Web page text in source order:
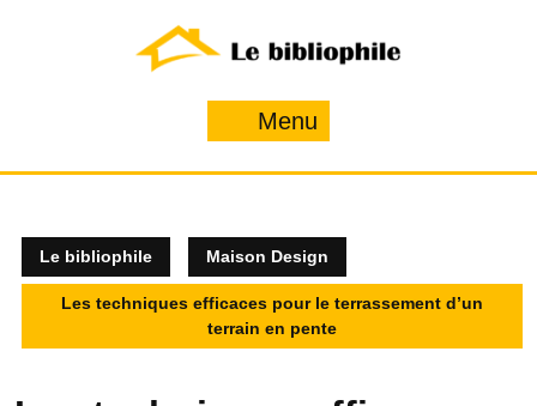
Menu
Le bibliophile Maison Design
Les techniques efficaces pour le terrassement d’un
terrain en pente